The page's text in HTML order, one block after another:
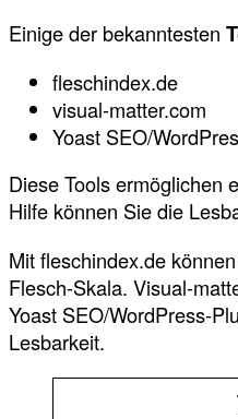
Einige der bekanntesten
fleschindex.de
visual-matter.com
Yoast SEO/
Diese Tools ermöglichen
Hilfe können Sie die
Mit fleschindex.de
Flesch-Skala. Visual-
Yoast SEO/WordPress-
Lesbarkeit.